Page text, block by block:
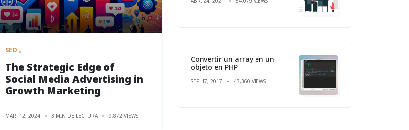
SEO
The Strategic Edge of
Social Media Advertising in
Growth Marketing
MAR. 12, 2024 3 MIN DE LECTURA 9,872 VIEWS
Convertir un array en un
objeto en PHP
SEP. 17, 2017 43,360 VIEWS